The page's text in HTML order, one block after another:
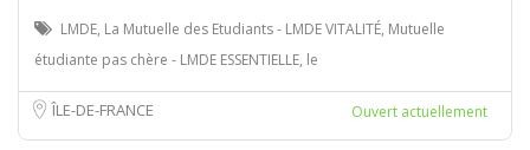
LMDE, La Mutuelle des Etudiants - LMDE VITALITÉ, Mutuelle
étudiante pas chère - LMDE ESSENTIELLE, le
ÎLE-DE-FRANCE Ouvert actuellement